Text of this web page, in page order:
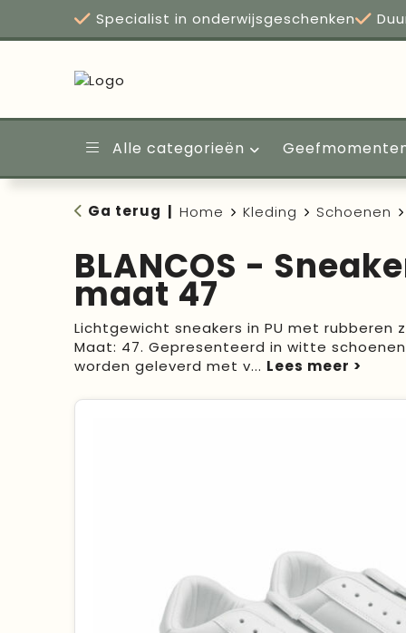
Specialist in onderwijsgeschenken
Alle categorieën
Ga terug Home Kleding Schoenen
BLANCOS -
maat 47
Lichtgewicht sneakers in PU met rubberen
Maat: 47. Gepresenteerd in witte
worden geleverd met v...